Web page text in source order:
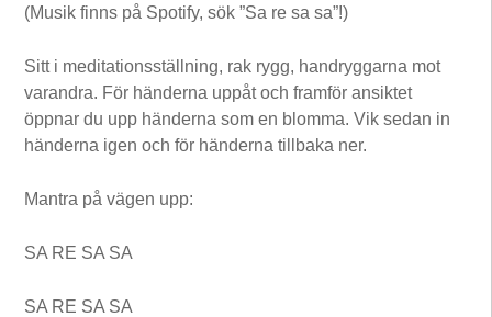
(Musik finns på Spotify, sök ”Sa re sa sa”!)
Sitt i meditationsställning, rak rygg, handryggarna mot
varandra. För händerna uppåt och framför ansiktet
öppnar du upp händerna som en blomma. Vik sedan in
händerna igen och för händerna tillbaka ner.
Mantra på vägen upp:
SA RE SA SA
SA RE SA SA